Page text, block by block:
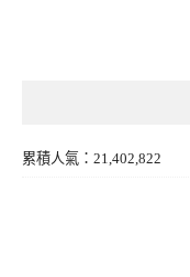
累積人氣：21,402,822